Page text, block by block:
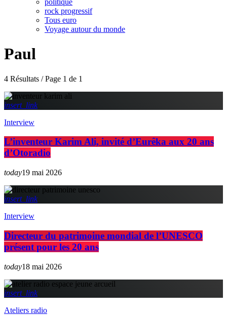
rock progressif
Tous euro
Voyage autour du monde
Paul
4 Résultats / Page 1 de 1
insert_link
Interview
L’inventeur Karim Ali, invité d’Eurêka aux 20 ans
d’Otoradio
today19 mai 2026
insert_link
Interview
Directeur du patrimoine mondial de l’UNESCO
présent pour les 20 ans
today18 mai 2026
insert_link
Ateliers radio